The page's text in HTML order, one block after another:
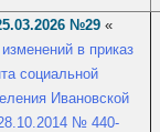
.03.2026 №29 «
в приказ
социальной
Ивановской
№ 440-